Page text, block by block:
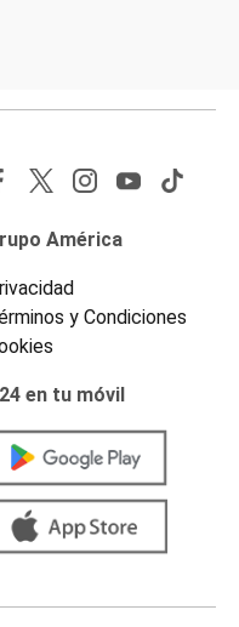
América
y Condiciones
en tu móvil